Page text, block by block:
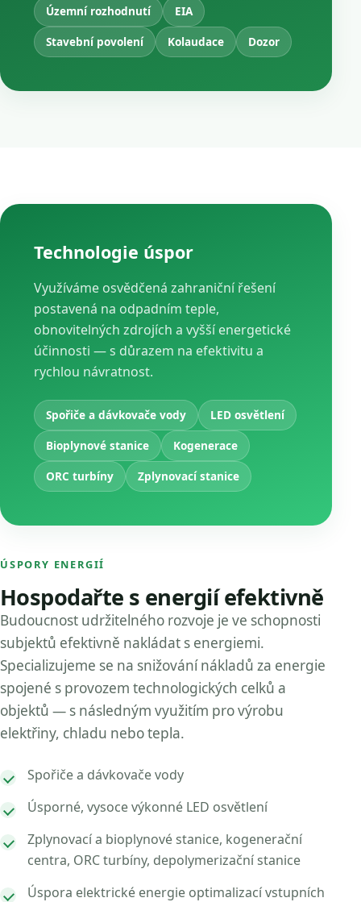
Územní rozhodnutí
EIA
Stavební povolení
Kolaudace Dozor
Technologie úspor
Využíváme osvědčená zahraniční řešení
postavená na odpadním teple,
obnovitelných zdrojích a vyšší energetické
účinnosti — s důrazem na efektivitu a
rychlou návratnost.
Spořiče a dávkovače vody
LED osvětlení
Bioplynové stanice
Kogenerace
ORC turbíny
Zplynovací stanice
ÚSPORY ENERGIÍ
Hospodařte s energií efektivně
Budoucnost udržitelného rozvoje je ve schopnosti
subjektů efektivně nakládat s energiemi.
Specializujeme se na snižování nákladů za energie
spojené s provozem technologických celků a
objektů — s následným využitím pro výrobu
elektřiny, chladu nebo tepla.
Spořiče a dávkovače vody
Úsporné, vysoce výkonné LED osvětlení
Zplynovací a bioplynové stanice, kogenerační
centra, ORC turbíny, depolymerizační stanice
Úspora elektrické energie optimalizací vstupních